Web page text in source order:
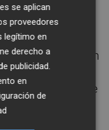
en relación a
del Estado en
más
la del resto de
está a la cola
que recibe
se aplican
proveedores
legítimo en
derecho a
publicidad
en
de